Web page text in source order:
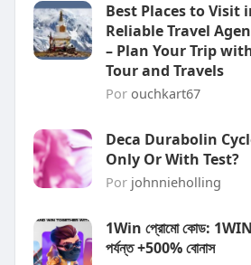
Best Places to Visit
Reliable Travel
– Plan Your Trip
Tour and Travels
Por ouchkart67
Deca Durabolin
Only Or With Test?
Por johnnieholling
1Win প্রোমো কোড:
পর্যন্ত +500% বোনাস